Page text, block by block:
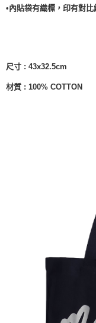
•內貼袋有織標，印有對
尺寸 : 43x32.5cm
材質 : 100% COTTON